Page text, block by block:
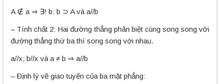
A ∉ a ⇒ ∃! b: b ⊃ A và a//b
– Tính chất 2: Hai đường thẳng phân biệt cùng song song với
đường thẳng thứ ba thì song song với nhau.
a//x; b//x và a ≠ b ⇒ a//b
– Định lý về giao tuyến của ba mặt phẳng: